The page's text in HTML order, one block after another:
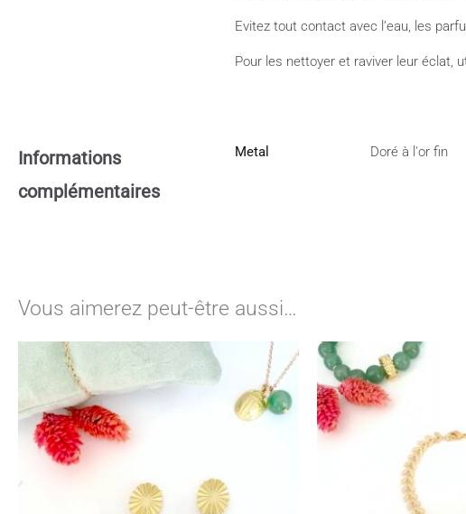
Evitez tout contact avec l’eau, les
Pour les nettoyer et raviver leur éclat,
Informations
complémentaires
Metal Doré à l'or fin
Vous aimerez peut-être aussi…